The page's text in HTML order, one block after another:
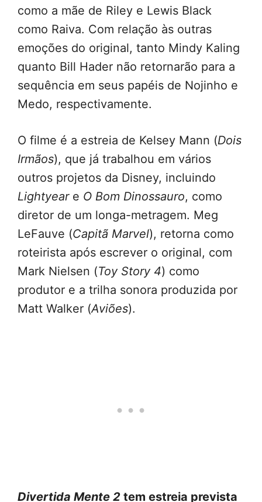
como a mãe de Riley e Lewis Black
como Raiva. Com relação às outras
emoções do original, tanto Mindy Kaling
quanto Bill Hader não retornarão para a
sequência em seus papéis de Nojinho e
Medo, respectivamente.
O filme é a estreia de Kelsey Mann (Dois
Irmãos), que já trabalhou em vários
outros projetos da Disney, incluindo
Lightyeare O Bom Dinossauro, como
diretor de um longa-metragem. Meg
LeFauve (Capitã Marvel), retorna como
roteirista após escrever o original, com
Mark Nielsen (Toy Story 4) como
produtor e a trilha sonora produzida por
Matt Walker (Aviões).
Divertida Mente 2 tem estreia prevista